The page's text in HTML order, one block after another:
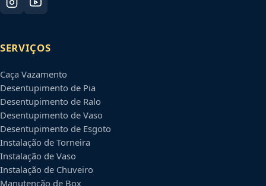
SERVIÇOS
Caça Vazamento
Desentupimento de Pia
Desentupimento de Ralo
Desentupimento de Vaso
Desentupimento de Esgoto
Instalação de Torneira
Instalação de Vaso
Instalação de Chuveiro
Manutenção de Box